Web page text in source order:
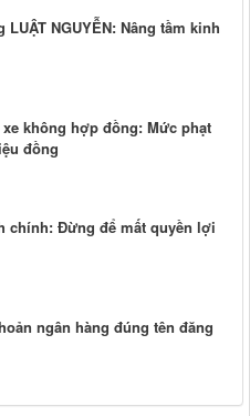
NGUYỄN: Nâng tầm kinh
không hợp đồng: Mức phạt
đồng
chính: Đừng để mất quyền lợi
ngân hàng đúng tên đăng